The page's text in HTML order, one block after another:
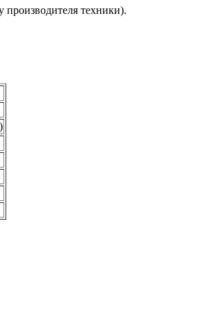
производителя техники).